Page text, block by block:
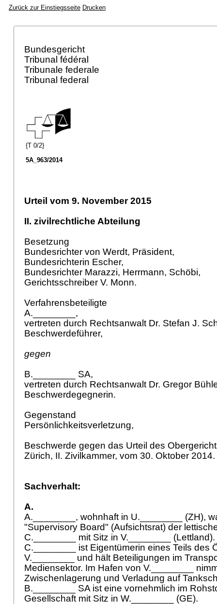
Zurück zur Einstiegsseite Drucken
Bundesgericht
Tribunal fédéral
Tribunale federale
Tribunal federal
{T 0/2}
5A_963/2014
Urteil vom 9. November 2015
II. zivilrechtliche Abteilung
Besetzung
Bundesrichter von Werdt, Präsident,
Bundesrichterin Escher,
Bundesrichter Marazzi, Herrmann, Schöbi,
Gerichtsschreiber V. Monn.
Verfahrensbeteiligte
A.________,
vertreten durch Rechtsanwalt Dr. Stefan J.
Beschwerdeführer,
gegen
B.________ SA,
vertreten durch Rechtsanwalt Dr. Gregor
Beschwerdegegnerin.
Gegenstand
Persönlichkeitsverletzung,
Beschwerde gegen das Urteil des
Zürich, II. Zivilkammer, vom 30. Oktober 2014.
Sachverhalt:
A.
A.________, wohnhaft in U.________ (ZH),
"Supervisory Board" (Aufsichtsrat) der
C.________ mit Sitz in V.________
C.________ ist Eigentümerin eines Teils des
V.________ und hält Beteiligungen im
Mediensektor. Im Hafen von V.________
Zwischenlagerung und Verladung auf
B.________ SA ist eine vornehmlich im
Gesellschaft mit Sitz in W.________ (GE).